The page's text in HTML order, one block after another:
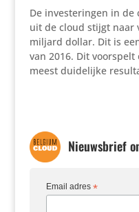
De inves­te­ringen in de
uit de cloud stijgt naar
miljard dollar. Dit is
van 2016. Dit voorspelt
meest duide­lijke
Nieuwsbrief
Email adres *